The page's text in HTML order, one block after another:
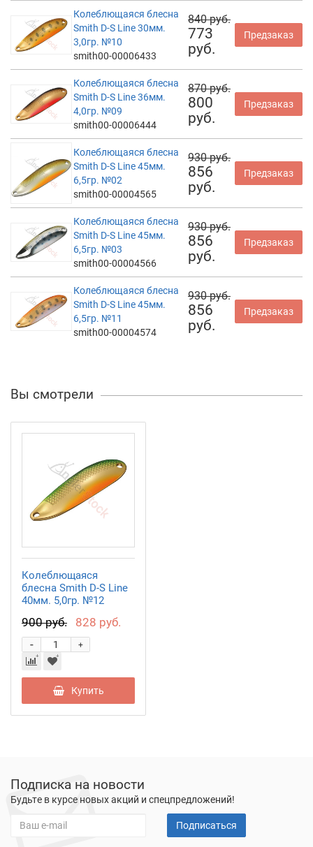
Колеблющаяся блесна
Smith D-S Line 30мм.
3,0гр. №10
smith00-00006433
840 руб.
773
руб.
Предзаказ
Колеблющаяся блесна
Smith D-S Line 36мм.
4,0гр. №09
smith00-00006444
870 руб.
800
руб.
Предзаказ
Колеблющаяся блесна
Smith D-S Line 45мм.
6,5гр. №02
smith00-00004565
930 руб.
856
руб.
Предзаказ
Колеблющаяся блесна
Smith D-S Line 45мм.
6,5гр. №03
smith00-00004566
930 руб.
856
руб.
Предзаказ
Колеблющаяся блесна
Smith D-S Line 45мм.
6,5гр. №11
smith00-00004574
930 руб.
856
руб.
Предзаказ
Вы смотрели
Колеблющаяся
блесна Smith D-S Line
40мм. 5,0гр. №12
900 руб. 828 руб.
+
-
Купить
Подписка на новости
Будьте в курсе новых акций и спецпредложений!
Подписаться